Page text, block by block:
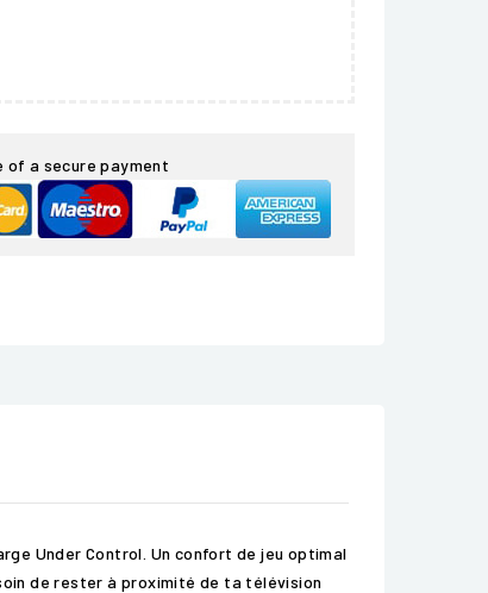
of a secure payment
Under Control. Un confort de jeu optimal
de rester à proximité de ta télévision